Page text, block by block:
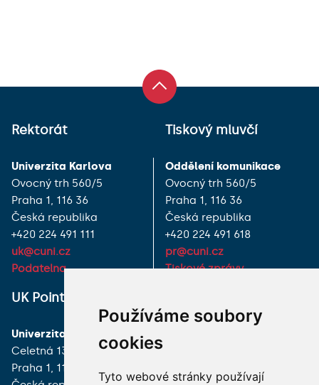
Používáme soubory
cookies
Tyto webové stránky používají
Rektorát
Univerzita Karlova
Ovocný trh 560/5
Praha 1, 116 36
Česká republika
+420 224 491 111
uk@cuni.cz
Podatelna
Tiskový mluvčí
Oddělení komunikace
Ovocný trh 560/5
Praha 1, 116 36
Česká republika
+420 224 491 618
pr@cuni.cz
Tiskové zprávy
UK Point
Univerzita Karlova
Celetná 13
Praha 1, 116 36
JAK K NÁM?